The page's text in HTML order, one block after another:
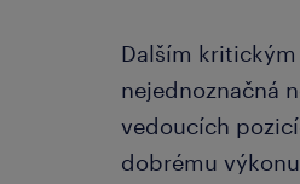
Dalším
nejednoznačná
vedoucích
dobrému